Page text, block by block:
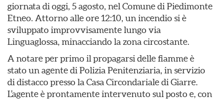
giornata di oggi, 5 agosto, nel Comune di Piedimonte
Etneo. Attorno alle ore 12:10, un incendio si è
sviluppato improvvisamente lungo via
Linguaglossa, minacciando la zona circostante.
​A notare per primo il propagarsi delle fiamme è
stato un agente di Polizia Penitenziaria, in servizio
di distacco presso la Casa Circondariale di Giarre.
L’agente è prontamente intervenuto sul posto e, con